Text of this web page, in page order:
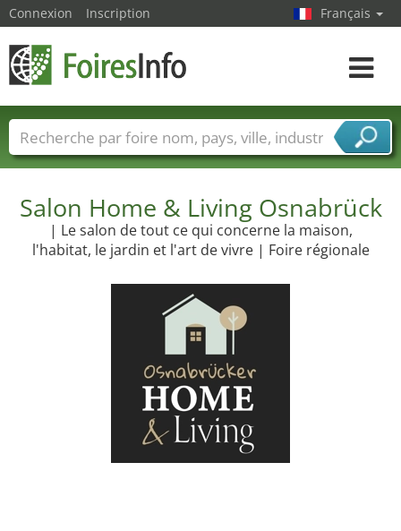
Salon Home & Living Osnabrück
| Le salon de tout ce qui concerne la maison,
l'habitat, le jardin et l'art de vivre | Foire régionale
Connexion Inscription Français
Toggle
Foire noms Pays Villes
Secteurs de foire